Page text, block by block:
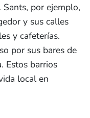
por ejemplo,
y sus calles
y cafeterías.
por sus bares de
Estos barrios
local en